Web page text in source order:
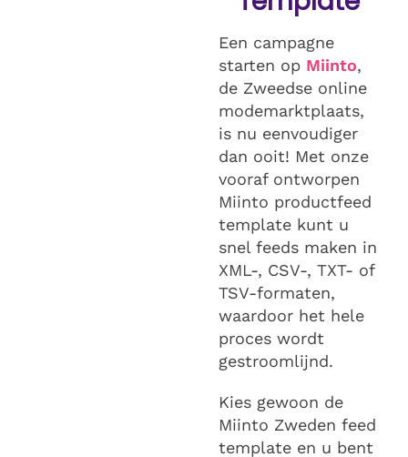
Een campagne
starten op Miinto,
de Zweedse online
modemarktplaats,
is nu eenvoudiger
dan ooit! Met onze
vooraf ontworpen
Miinto productfeed
template kunt u
snel feeds maken in
XML-, CSV-, TXT- of
TSV-formaten,
waardoor het hele
proces wordt
gestroomlijnd.
Kies gewoon de
Miinto Zweden feed
template en u bent